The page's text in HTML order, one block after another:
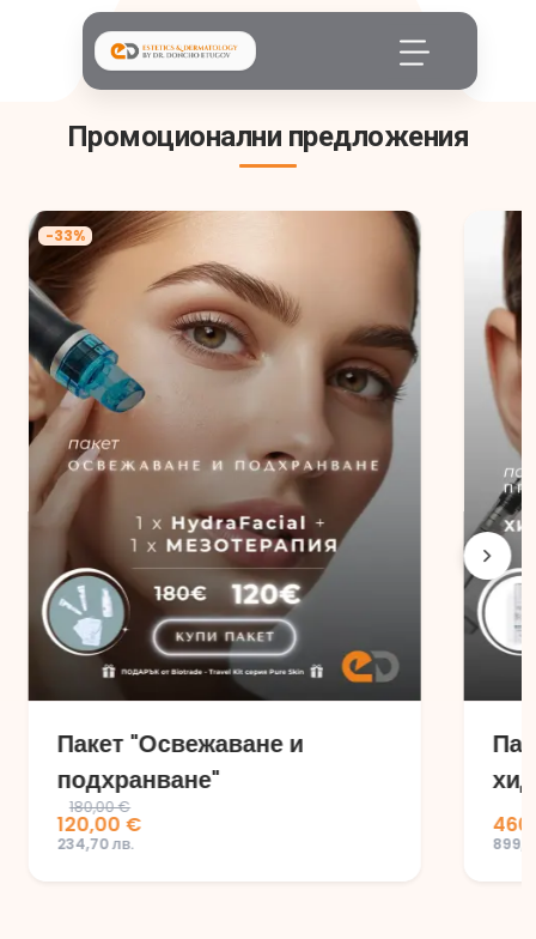
Промоционални предложения
-33%
Пакет "Освежаване и
подхранване"
180,00 €
120,00 €
234,70 лв.